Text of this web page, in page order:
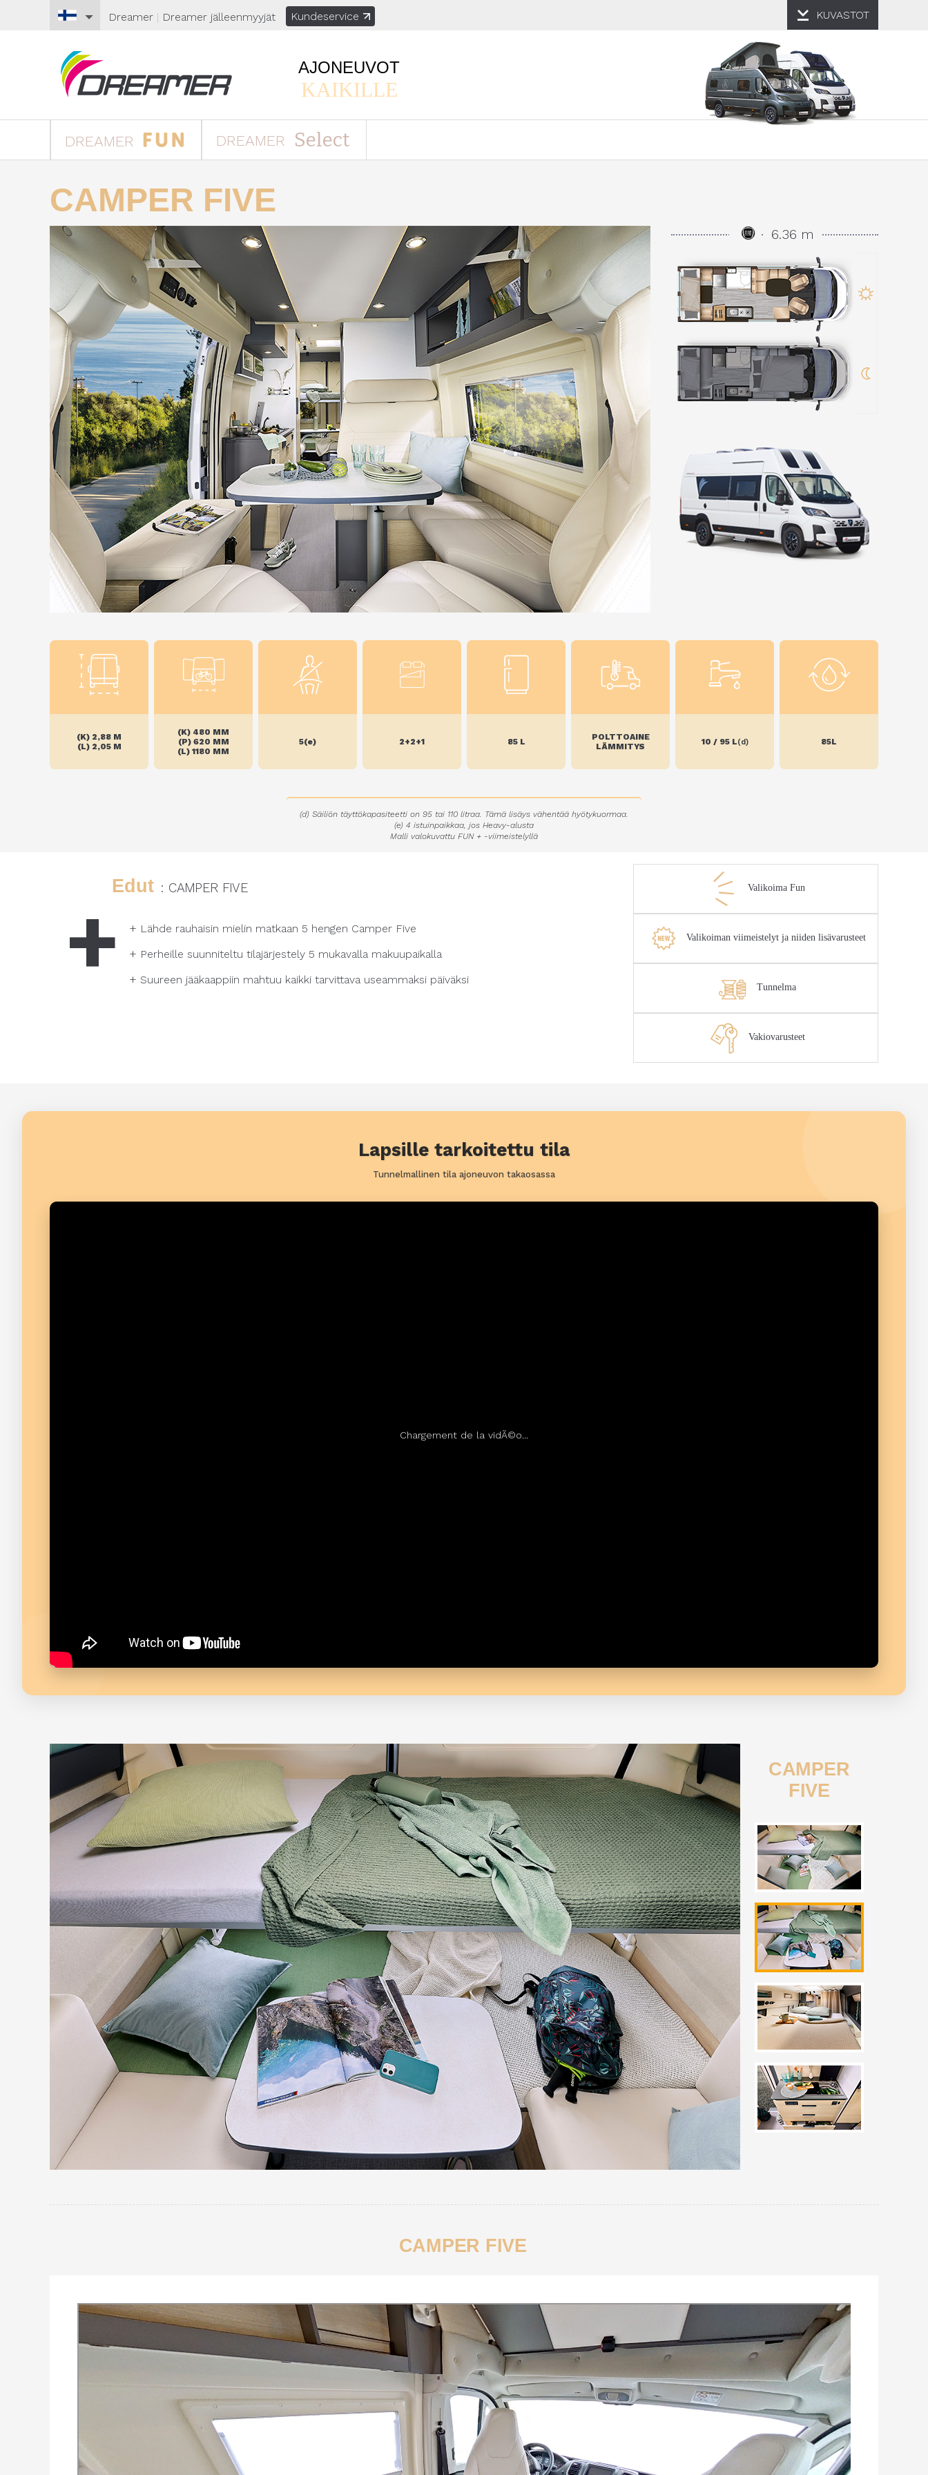
KUVASTOT
Dreamer | Dreamer jälleenmyyjät Kundeservice
AJONEUVOT
KAIKILLE
DREAMER DREAMER Select
CAMPER FIVE
6.36 m
(K) 2,88 M
(L) 2,05 M
(K) 480 MM
(P) 620 MM
(L) 1180 MM
5(e) 2+2+1 85 L
POLTTOAINE
LÄMMITYS
10 / 95 L(d) 85L
(d) Säiliön täyttökapasiteetti on 95 tai 110 litraa. Tämä lisäys vähentää hyötykuormaa.
(e) 4 istuinpaikkaa, jos Heavy-alusta
Malli valokuvattu FUN + -viimeistelyllä
Edut : CAMPER FIVE
+ + Lähde rauhaisin mielin matkaan 5 hengen Camper Five
+ Perheille suunniteltu tilajärjestely 5 mukavalla makuupaikalla
+ Suureen jääkaappiin mahtuu kaikki tarvittava useammaksi päiväksi
Valikoima Fun
Valikoiman viimeistelyt ja niiden lisävarusteet
Tunnelma
Vakiovarusteet
Lapsille tarkoitettu tila
Tunnelmallinen tila ajoneuvon takaosassa
Chargement de la vidÃ©o...
CAMPER
FIVE
CAMPER FIVE